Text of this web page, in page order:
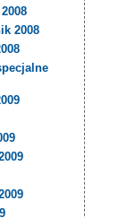
2008